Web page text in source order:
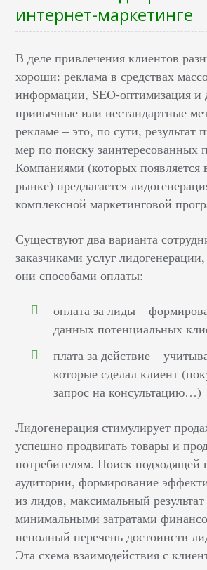
интернет-маркетинге
В деле привлечения клиентов
хороши: реклама в средствах
информации, SEO-оптимизация и
привычные или нестандартные
рекламе – это, по сути, результат
мер по поиску заинтересованных
Компаниями (которых появляется
рынке) предлагается
комплексной маркетинговой
Существуют два варианта
заказчиками услуг
они способами оплаты:
оплата за лиды –
данных потенциальных
плата за действие –
которые сделал клиент
запрос на консультацию…)
Лидогенерация стимулирует
успешно продвигать товары и
потребителям. Поиск подходящей
аудитории, формирование
из лидов, максимальный результат
минимальными затратами
неполный перечень достоинств
Эта схема взаимодействия с